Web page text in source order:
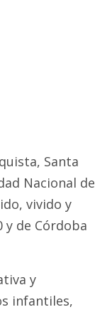
Santa
Nacional de
vivido y
de Córdoba
y
infantiles,